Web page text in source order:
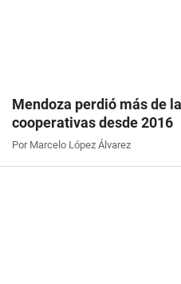
Mendoza perdió más de
cooperativas desde 2016
Por Marcelo López Álvarez